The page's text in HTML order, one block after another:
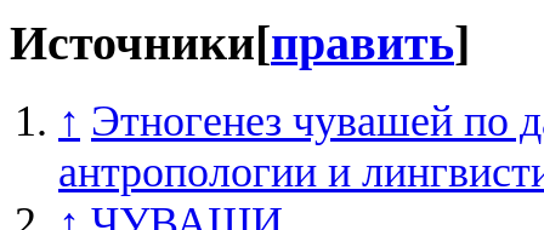
Источники[править]
↑ Этногенез чувашей по
антропологии и